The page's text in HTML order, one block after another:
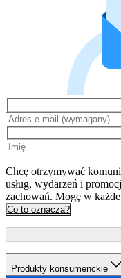
Chcę otrzymywać
usług, wydarzeń i
zachowań. Mogę w
Co to oznacza?
Produkty konsumenckie